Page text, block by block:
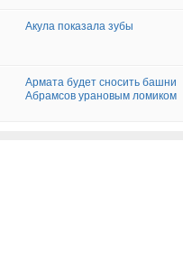
Акула показала зубы
Армата будет сносить башни
Абрамсов урановым ломиком